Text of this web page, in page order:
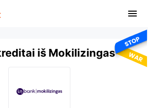
iš Mokilizingas